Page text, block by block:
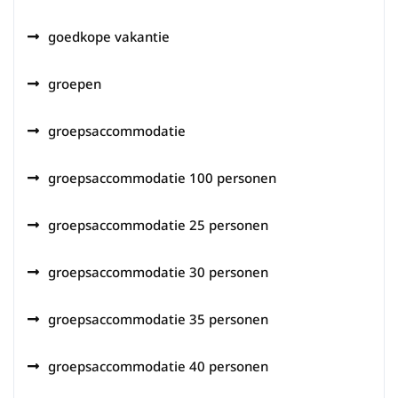
goedkope vakantie
groepen
groepsaccommodatie
groepsaccommodatie 100 personen
groepsaccommodatie 25 personen
groepsaccommodatie 30 personen
groepsaccommodatie 35 personen
groepsaccommodatie 40 personen